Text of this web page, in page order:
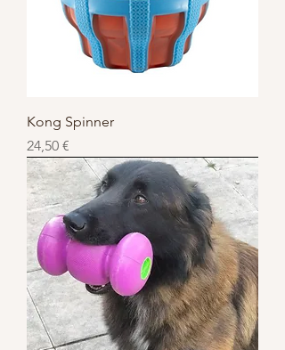
Kong Spinner
Prix
24,50 €